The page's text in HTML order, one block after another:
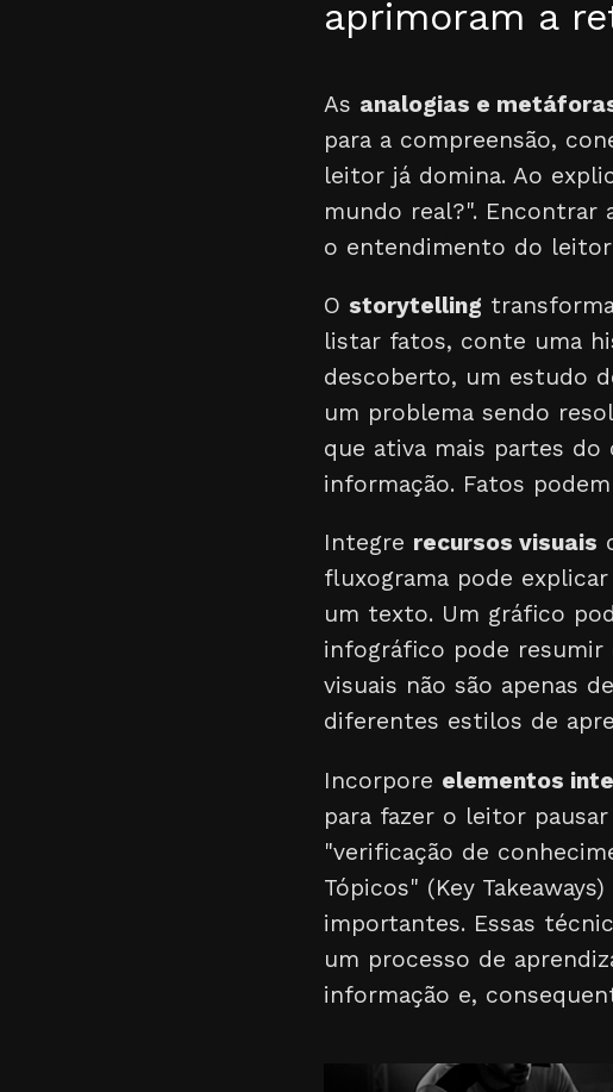
aprimoram a
As analogias e
para a compreensão,
leitor já domina. Ao
mundo real?". Encontrar
o entendimento do
O storytelling
listar fatos, conte uma
descoberto, um estudo
um problema sendo
que ativa mais partes
informação. Fatos
Integre recursos visuais
fluxograma pode
um texto. Um gráfico
infográfico pode
visuais não são apenas
diferentes estilos de
Incorpore elementos
para fazer o leitor
"verificação de
Tópicos" (Key
importantes. Essas
um processo de
informação e,